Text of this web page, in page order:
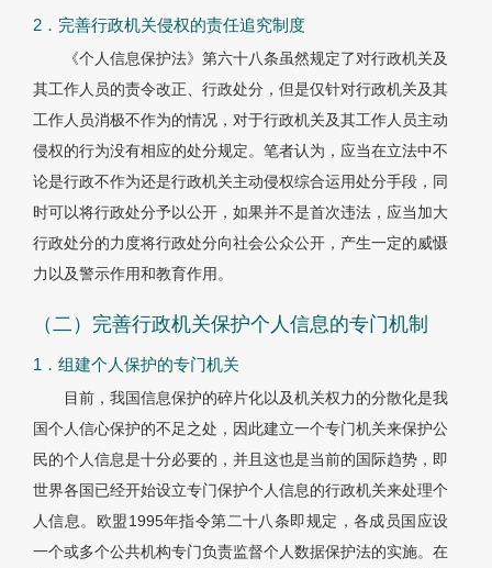
2．完善行政机关侵权的责任追究制度
《个人信息保护法》第六十八条虽然规定了对行政机关及
其工作人员的责令改正、行政处分，但是仅针对行政机关及其
工作人员消极不作为的情况，对于行政机关及其工作人员主动
侵权的行为没有相应的处分规定。笔者认为，应当在立法中不
论是行政不作为还是行政机关主动侵权综合运用处分手段，同
时可以将行政处分予以公开，如果并不是首次违法，应当加大
行政处分的力度将行政处分向社会公众公开，产生一定的威慑
力以及警示作用和教育作用。
（二）完善行政机关保护个人信息的专门机制
1．组建个人保护的专门机关
目前，我国信息保护的碎片化以及机关权力的分散化是我
国个人信心保护的不足之处，因此建立一个专门机关来保护公
民的个人信息是十分必要的，并且这也是当前的国际趋势，即
世界各国已经开始设立专门保护个人信息的行政机关来处理个
人信息。欧盟1995年指令第二十八条即规定，各成员国应设
一个或多个公共机构专门负责监督个人数据保护法的实施。在